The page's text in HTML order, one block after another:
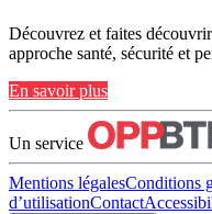
Découvrez et faites
approche santé, sécurité et
En savoir plus
Un service
Mentions légalesConditions
d’utilisationContact